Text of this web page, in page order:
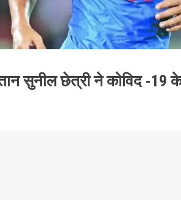
सुनील छेत्री ने कोविद -19 के